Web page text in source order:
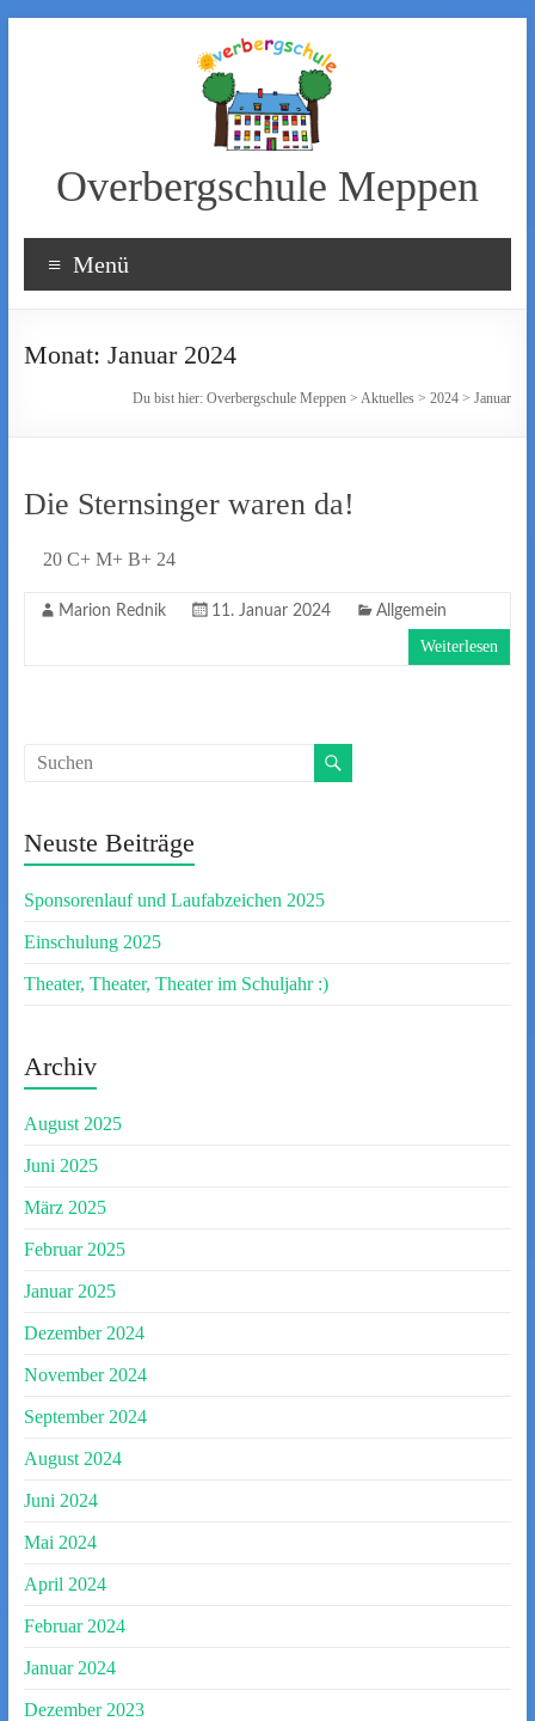
Overbergschule Meppen
Menü
Monat: Januar 2024
Du bist hier:Overbergschule Meppen >Aktuelles >2024 >Januar
Die Sternsinger waren da!
20 C+ M+ B+ 24
Marion Rednik 11. Januar 2024 Allgemein
Weiterlesen
Neuste Beiträge
Sponsorenlauf und Laufabzeichen 2025
Einschulung 2025
Theater, Theater, Theater im Schuljahr :)
Archiv
August 2025
Juni 2025
März 2025
Februar 2025
Januar 2025
Dezember 2024
November 2024
September 2024
August 2024
Juni 2024
Mai 2024
April 2024
Februar 2024
Januar 2024
Dezember 2023